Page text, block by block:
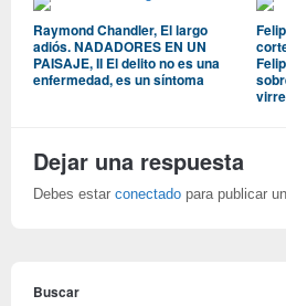
Raymond Chandler, El largo
adiós. NADADORES EN UN
PAISAJE, II El delito no es una
enfermedad, es un síntoma
Dejar una respuesta
Debes estar conectado para publicar
Buscar